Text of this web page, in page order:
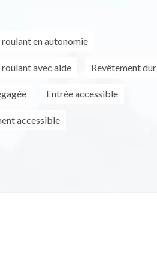
en autonomie
avec aide Revêtement dur
Entrée accessible
accessible